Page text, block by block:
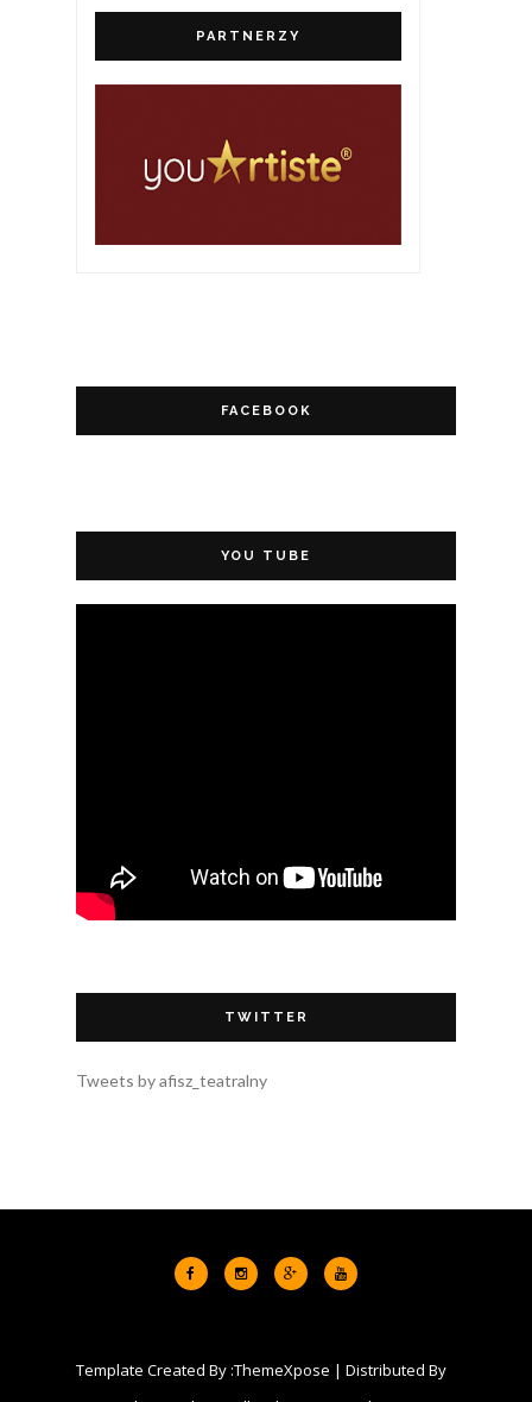
PARTNERZY
FACEBOOK
YOU TUBE
TWITTER
Tweets by afisz_teatralny
Template Created By :ThemeXpose | Distributed By